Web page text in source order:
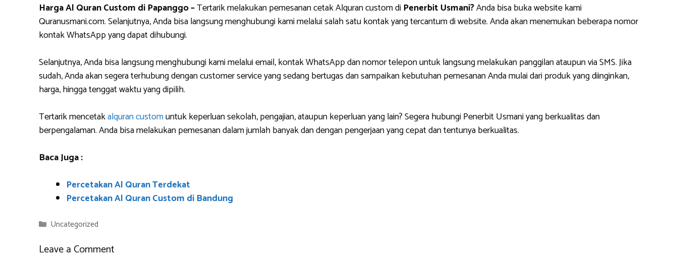
Harga Al Quran Custom di Papanggo –Tertarik melakukan pemesanan cetak Alquran custom di Penerbit Usmani?Anda bisa buka website kami
Quranusmani.com. Selanjutnya, Anda bisa langsung menghubungi kami melalui salah satu kontak yang tercantum di website. Anda akan menemukan beberapa nomor
kontak WhatsApp yang dapat dihubungi.
Selanjutnya, Anda bisa langsung menghubungi kami melalui email, kontak WhatsApp dan nomor telepon untuk langsung melakukan panggilan ataupun via SMS. Jika
sudah, Anda akan segera terhubung dengan customer service yang sedang bertugas dan sampaikan kebutuhan pemesanan Anda mulai dari produk yang diinginkan,
harga, hingga tenggat waktu yang dipilih.
Tertarik mencetakalquran customuntuk keperluan sekolah, pengajian, ataupun keperluan yang lain? Segera hubungi Penerbit Usmani yang berkualitas dan
berpengalaman. Anda bisa melakukan pemesanan dalam jumlah banyak dan dengan pengerjaan yang cepat dan tentunya berkualitas.
Baca Juga :
Percetakan Al Quran Terdekat
Percetakan Al Quran Custom di Bandung
Categories
Uncategorized
Leave a Comment